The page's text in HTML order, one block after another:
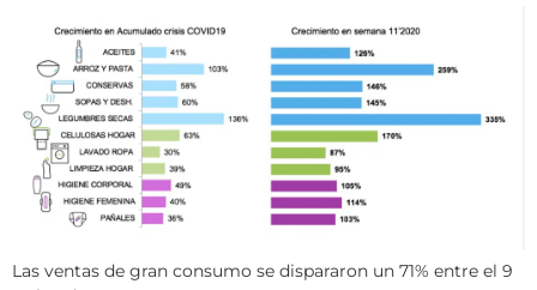
Las ventas de gran consumo se dispararon un 71% entre el 9